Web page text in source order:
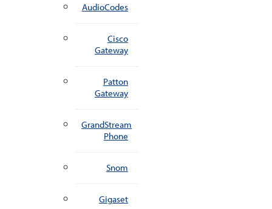
AudioCodes
Cisco
Gateway
Patton
Gateway
GrandStream
Phone
Snom
Gigaset